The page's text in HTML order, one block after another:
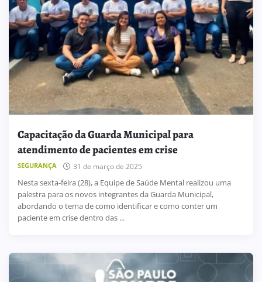
Capacitação da Guarda Municipal para
atendimento de pacientes em crise
SEGURANÇA 31 de março de 2025
Nesta sexta-feira (28), a Equipe de Saúde Mental realizou uma
palestra para os novos integrantes da Guarda Municipal,
abordando o tema de como identificar e como conter um
paciente em crise dentro das ...